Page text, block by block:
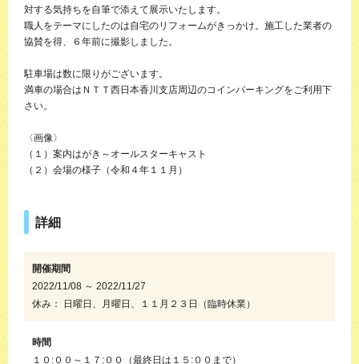
対する気持ちを自筆で添えて展示いたします。
職人をテーマにしたのは自宅のリフォームがきっかけ。施工した業者の
協賛を得、６年前に撮影しました。
駐車場は数に限りがございます。
満車の場合はＮＴＴ西日本香川支店周辺のコインパーキングをご利用下
さい。
〈画像〉
（１）案内はがき～オールスターキャスト
（２）会場の様子（令和４年１１月）
詳細
開催期間
2022/11/08 ～ 2022/11/27
休み： 日曜日、月曜日、１１月２３日（臨時休業）
時間
１０:００～１７:００（最終日は１５:００まで）